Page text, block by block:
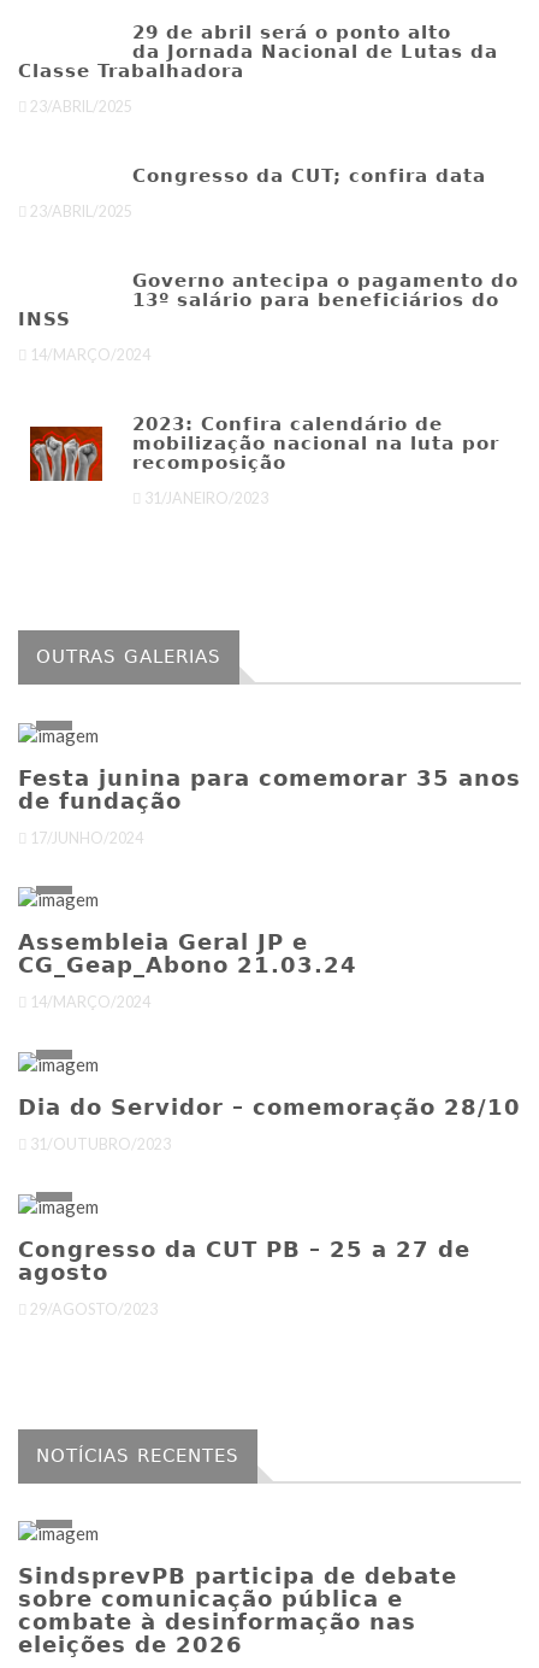
29 de abril será o ponto alto
da Jornada Nacional de Lutas da
Classe Trabalhadora
23/ABRIL/2025
Congresso da CUT; confira data
23/ABRIL/2025
Governo antecipa o pagamento do
13º salário para beneficiários do
INSS
14/MARÇO/2024
2023: Confira calendário de
mobilização nacional na luta por
recomposição
31/JANEIRO/2023
OUTRAS GALERIAS
Festa junina para comemorar 35 anos
de fundação
17/JUNHO/2024
Assembleia Geral JP e
CG_Geap_Abono 21.03.24
14/MARÇO/2024
Dia do Servidor – comemoração 28/10
31/OUTUBRO/2023
Congresso da CUT PB – 25 a 27 de
agosto
29/AGOSTO/2023
NOTÍCIAS RECENTES
SindsprevPB participa de debate
sobre comunicação pública e
combate à desinformação nas
eleições de 2026